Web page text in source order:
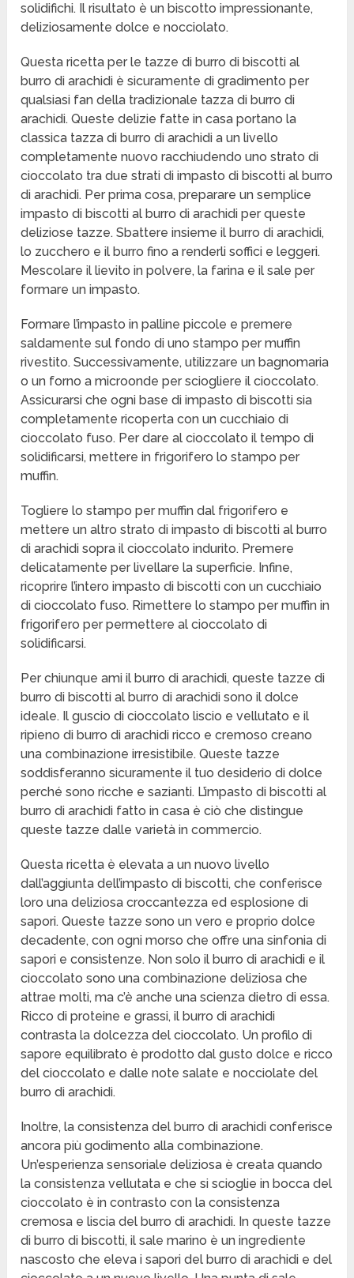
solidifichi. Il risultato è un biscotto impressionante,
deliziosamente dolce e nocciolato.
Questa ricetta per le tazze di burro di biscotti al
burro di arachidi è sicuramente di gradimento per
qualsiasi fan della tradizionale tazza di burro di
arachidi. Queste delizie fatte in casa portano la
classica tazza di burro di arachidi a un livello
completamente nuovo racchiudendo uno strato di
cioccolato tra due strati di impasto di biscotti al burro
di arachidi. Per prima cosa, preparare un semplice
impasto di biscotti al burro di arachidi per queste
deliziose tazze. Sbattere insieme il burro di arachidi,
lo zucchero e il burro fino a renderli soffici e leggeri.
Mescolare il lievito in polvere, la farina e il sale per
formare un impasto.
Formare l’impasto in palline piccole e premere
saldamente sul fondo di uno stampo per muffin
rivestito. Successivamente, utilizzare un bagnomaria
o un forno a microonde per sciogliere il cioccolato.
Assicurarsi che ogni base di impasto di biscotti sia
completamente ricoperta con un cucchiaio di
cioccolato fuso. Per dare al cioccolato il tempo di
solidificarsi, mettere in frigorifero lo stampo per
muffin.
Togliere lo stampo per muffin dal frigorifero e
mettere un altro strato di impasto di biscotti al burro
di arachidi sopra il cioccolato indurito. Premere
delicatamente per livellare la superficie. Infine,
ricoprire l’intero impasto di biscotti con un cucchiaio
di cioccolato fuso. Rimettere lo stampo per muffin in
frigorifero per permettere al cioccolato di
solidificarsi.
Per chiunque ami il burro di arachidi, queste tazze di
burro di biscotti al burro di arachidi sono il dolce
ideale. Il guscio di cioccolato liscio e vellutato e il
ripieno di burro di arachidi ricco e cremoso creano
una combinazione irresistibile. Queste tazze
soddisferanno sicuramente il tuo desiderio di dolce
perché sono ricche e sazianti. L’impasto di biscotti al
burro di arachidi fatto in casa è ciò che distingue
queste tazze dalle varietà in commercio.
Questa ricetta è elevata a un nuovo livello
dall’aggiunta dell’impasto di biscotti, che conferisce
loro una deliziosa croccantezza ed esplosione di
sapori. Queste tazze sono un vero e proprio dolce
decadente, con ogni morso che offre una sinfonia di
sapori e consistenze. Non solo il burro di arachidi e il
cioccolato sono una combinazione deliziosa che
attrae molti, ma c’è anche una scienza dietro di essa.
Ricco di proteine e grassi, il burro di arachidi
contrasta la dolcezza del cioccolato. Un profilo di
sapore equilibrato è prodotto dal gusto dolce e ricco
del cioccolato e dalle note salate e nocciolate del
burro di arachidi.
Inoltre, la consistenza del burro di arachidi conferisce
ancora più godimento alla combinazione.
Un’esperienza sensoriale deliziosa è creata quando
la consistenza vellutata e che si scioglie in bocca del
cioccolato è in contrasto con la consistenza
cremosa e liscia del burro di arachidi. In queste tazze
di burro di biscotti, il sale marino è un ingrediente
nascosto che eleva i sapori del burro di arachidi e del